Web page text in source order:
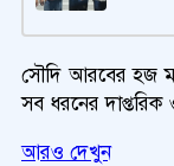
সৌদি আরবের হজ
সব ধরনের দাপ্তরিক
আরও দেখুন